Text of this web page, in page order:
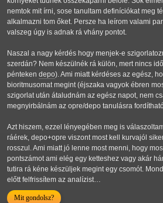
nemtok mit írni, sose tanultam definíciókat meg
alkalmazni tom őket. Persze ha leírom valami
valszeg úgy is adnak rá vhány pontot.
Naszal a nagy kérdés hogy menjek-e
szerdán? Nem készülnék rá külön, mert nincs
pénteken depo). Ami miatt kérdéses az egész,
bioritmusomat megint (éjszaka vagyok ébren
szigorlat után átaludnám az egész napot, nem
megnyirbálnám az opre/depo tanulásra
Azt hiszem, ezzel lényegében meg is
ráérek, depo+opre viszont most kell kurvajól
rosszul. Ami miatt jó lenne most menni, hogy
pontszámot ami elég egy ketteshez vagy akár
tutira rá kéne készüljek megint egy csomót.
előtt felfrissítem az analízist…
Mit gondolsz?